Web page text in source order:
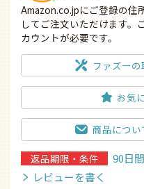
Amazon.co.jpにご登録の住
してご注文いただけます。
カウントが必要です。
ファズー
お気
商品につ
返品期限・条件
90日
レビューを書く